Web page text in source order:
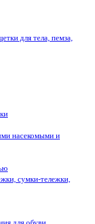
для тела, пемза,
насекомыми и
сумки-тележки,